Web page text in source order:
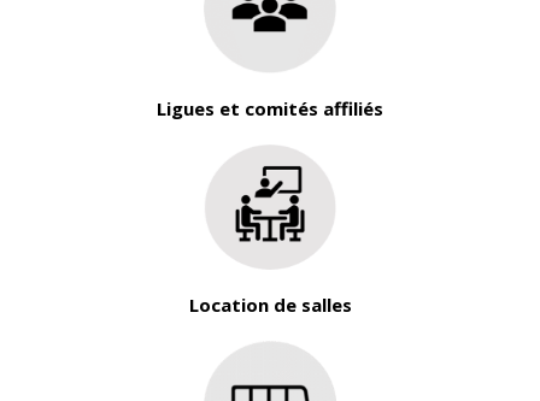
Ligues et comités affiliés
Location de salles